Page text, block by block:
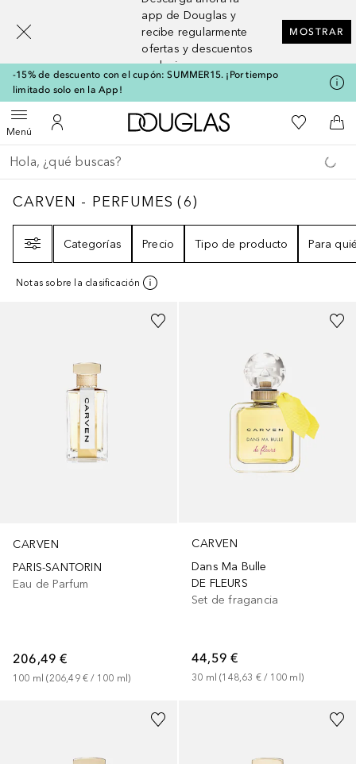
app de Douglas y
recibe regularmente
ofertas y descuentos
exclusivos
MOSTRAR
-15% de descuento con el cupón: SUMMER15. ¡Por tiempo
limitado solo en la App!
MenúAbrir menúMi cuenta
A Douglas HomeMi lista de
A
Regresar
Ejecutar búsqueda
CARVEN - PERFUMES6
CARVEN - PERFUMES (6)
Categorías
Precio Tipo de producto Para
Notas sobre la clasificación
CARVEN
PARIS-SANTORIN
Eau de Parfum
206,49 €
100 ml (206,49 € / 100 ml)
CARVEN
Dans Ma Bulle
DE FLEURS
Set de fragancia
44,59 €
30 ml (148,63 € / 100 ml )
[navigation.slideout.screenreader]